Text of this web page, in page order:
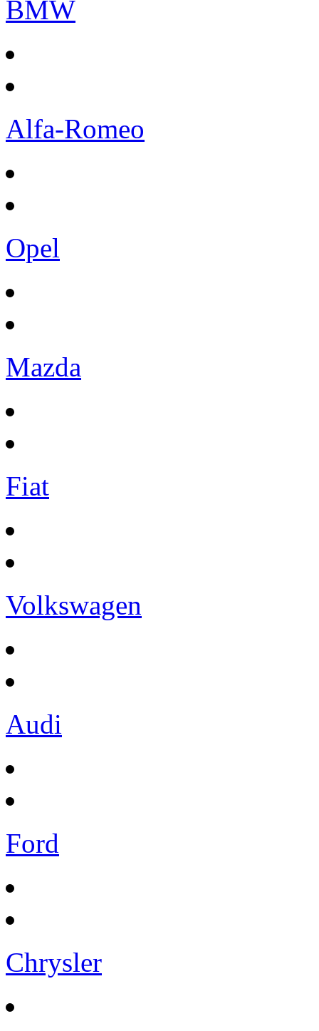
BMW
Alfa-Romeo
Opel
Mazda
Fiat
Volkswagen
Audi
Ford
Chrysler